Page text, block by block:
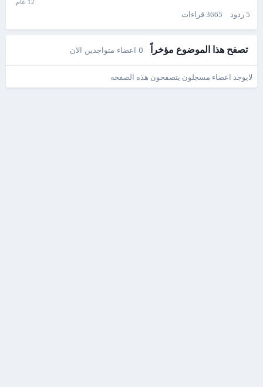
5 ردود 3665 قراءات
تصفح هذا الموضوع مؤخراً 0 اعضاء متواجدين الان
لايوجد اعضاء مسجلون يتصفحون هذه الصفحه